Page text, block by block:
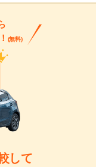
(無料)
して